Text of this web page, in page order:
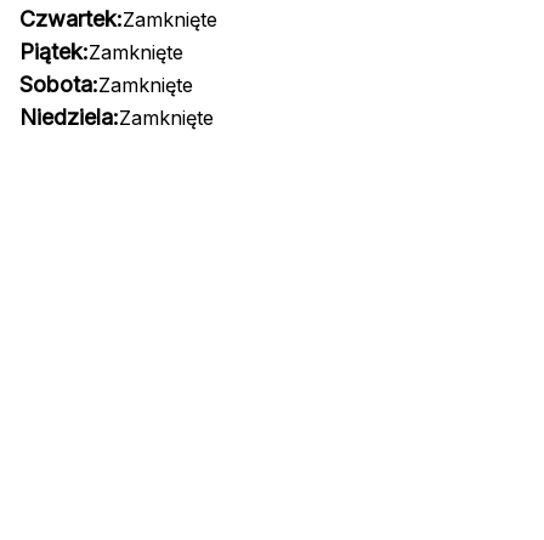
Czwartek:Zamknięte
Piątek:Zamknięte
Sobota:Zamknięte
Niedziela:Zamknięte